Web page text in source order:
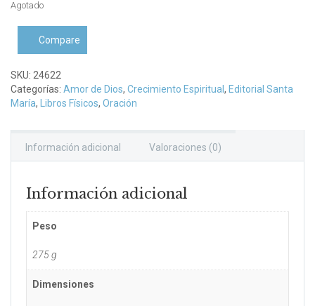
Agotado
Compare
SKU: 24622
Categorías: Amor de Dios, Crecimiento Espiritual , Editorial Santa
María, Libros Físicos, Oración
Información adicional Valoraciones (0)
Información adicional
Peso
275 g
Dimensiones